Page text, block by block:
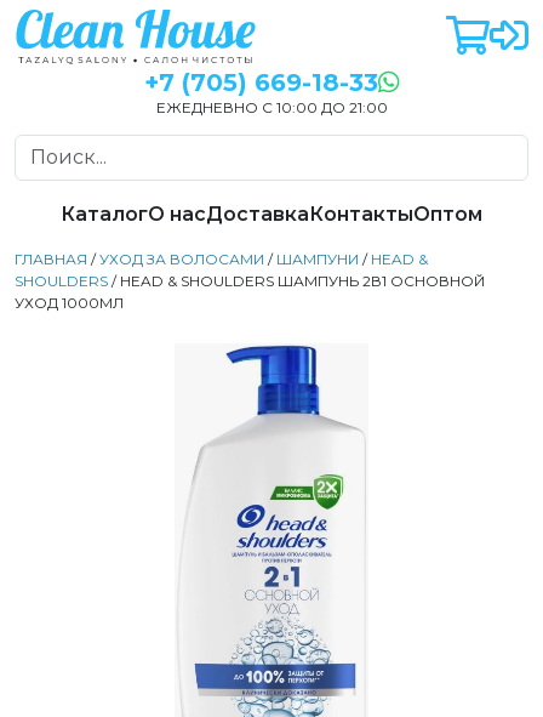
+7 (705) 669-18-33
ЕЖЕДНЕВНО С 10:00 ДО 21:00
КаталогО насДоставкаКонтактыОптом
ГЛАВНАЯ /УХОД ЗА ВОЛОСАМИ / ШАМПУНИ / HEAD &
SHOULDERS / HEAD & SHOULDERS ШАМПУНЬ 2В1 ОСНОВНОЙ
УХОД 1000МЛ